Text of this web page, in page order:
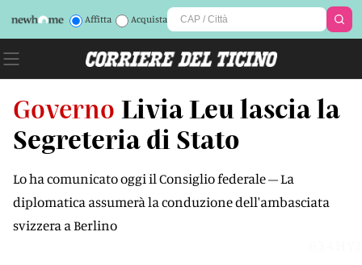
Affitta Acquista
Governo Livia Leu lascia la
Segreteria di Stato
Lo ha comunicato oggi il Consiglio federale – La
diplomatica assumerà la conduzione dell'ambasciata
svizzera a Berlino